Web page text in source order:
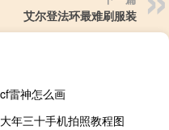
艾尔登法环最难刷服装
cf雷神怎么画
大年三十手机拍照教程图